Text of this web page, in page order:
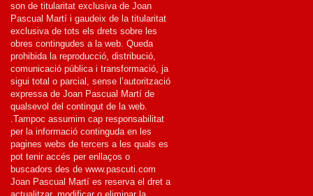
son de titularitat exclusiva de Joan
Pascual Martí i gaudeix de la titularitat
exclusiva de tots els drets sobre les
obres contingudes a la web. Queda
prohibida la reproducció, distribució,
comunicació pública i transformació, ja
sigui total o parcial, sense l’autorització
expressa de Joan Pascual Martí de
qualsevol del contingut de la web.
.Tampoc assumim cap responsabilitat
per la informació continguda en les
pagines webs de tercers a les quals es
pot tenir accés per enllaços o
buscadors des de www.pascuti.com
Joan Pascual Martí es reserva el dret a